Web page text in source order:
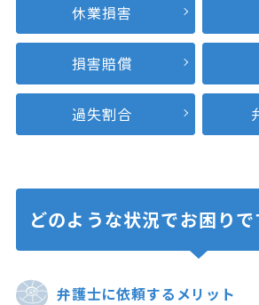
休業損害
損害賠償
過失割合
どのような状況でお困り
弁護士に依頼するメリット